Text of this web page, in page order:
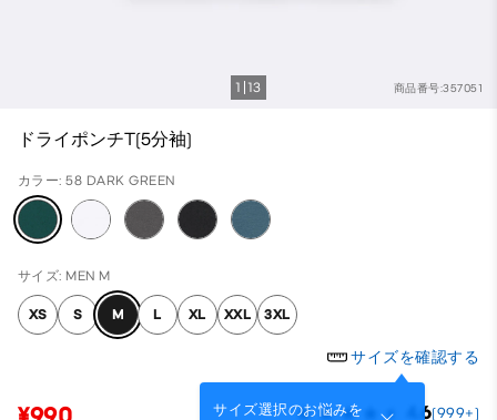
商品番号:357051
1 13
ドライポンチT(5分袖)
カラー: 58 DARK GREEN
サイズ: MEN M
XS S M L XL XXL 3XL
サイズを確認する
サイズ選択のお悩みを
4.6(999+)